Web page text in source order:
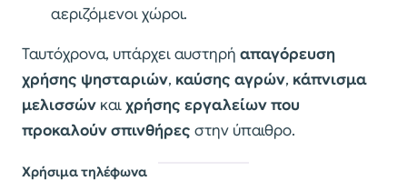
αεριζόμενοι χώροι.
Ταυτόχρονα, υπάρχει αυστηρή απαγόρευση
χρήσης ψησταριών, καύσης αγρών, κάπνισμα
μελισσών καιχρήσης εργαλείων που
προκαλούν σπινθήρες στην ύπαιθρο.
Χρήσιμα τηλέφωνα